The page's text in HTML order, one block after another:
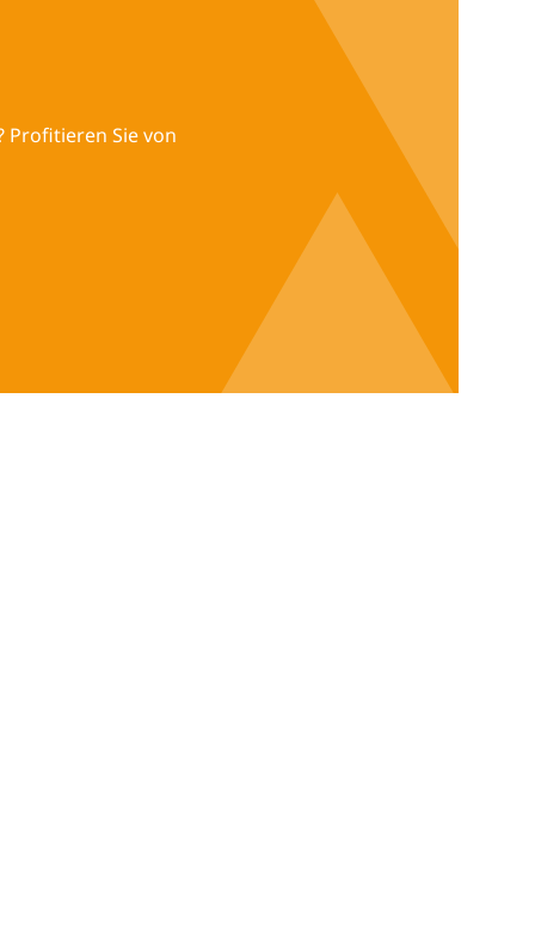
Profitieren Sie von